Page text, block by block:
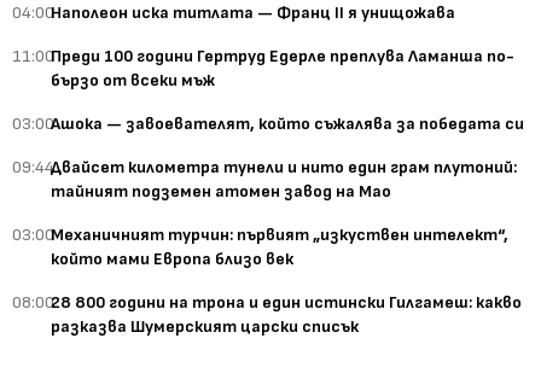
04:00Наполеон иска титлата — Франц II я унищожава
11:00Преди 100 години Гертруд Едерле преплува Ламанша по-
бързо от всеки мъж
03:00Ашока — завоевателят, който съжалява за победата си
09:44Двайсет километра тунели и нито един грам плутоний:
тайният подземен атомен завод на Мао
03:00Механичният турчин: първият „изкуствен интелект“,
който мами Европа близо век
08:0028 800 години на трона и един истински Гилгамеш: какво
разказва Шумерският царски списък